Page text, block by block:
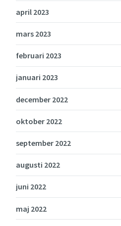
april 2023
mars 2023
februari 2023
januari 2023
december 2022
oktober 2022
september 2022
augusti 2022
juni 2022
maj 2022